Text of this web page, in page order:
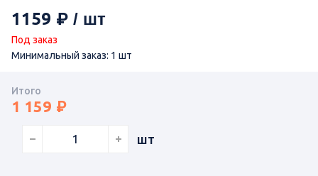
1159
Под заказ
Минимальный заказ: 1 шт
Итого
1 159
шт